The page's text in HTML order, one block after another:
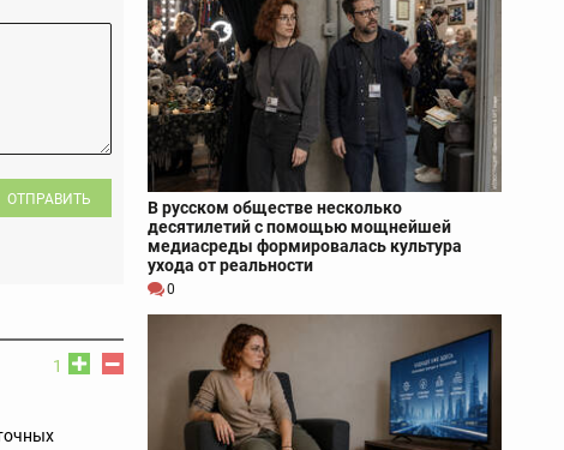
ОТПРАВИТЬ
1
В русском обществе несколько
десятилетий с помощью мощнейшей
медиасреды формировалась культура
ухода от реальности
0